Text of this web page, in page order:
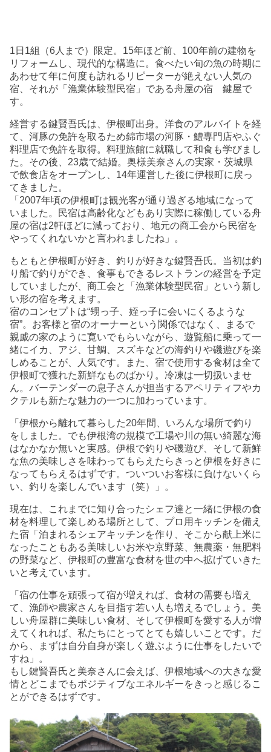
1日1組（6人まで）限定。15年ほど前、100年前の建物を
リフォームし、現代的な構造に。食べたい旬の魚の時期に
あわせて年に何度も訪れるリピーターが絶えない人気の
宿、それが「漁業体験型民宿」である舟屋の宿 鍵屋で
す。
経営する鍵賢吾氏は、伊根町出身。洋食のアルバイトを経
て、河豚の免許を取るため錦市場の河豚・鱧専門店やふぐ
料理店で免許を取得。料理旅館に就職して和食も学びまし
た。その後、23歳で結婚。奥様美奈さんの実家・茨城県
で飲食店をオープンし、14年運営した後に伊根町に戻っ
てきました。
「2007年頃の伊根町は観光客が通り過ぎる地域になって
いました。民宿は高齢化などもあり実際に稼働している舟
屋の宿は2軒ほどに減っており、地元の商工会から民宿を
やってくれないかと言われましたね」。
もともと伊根町が好き、釣りが好きな鍵賢吾氏。当初は釣
り船で釣りができ、食事もできるレストランの経営を予定
していましたが、商工会と「漁業体験型民宿」という新し
い形の宿を考えます。
宿のコンセプトは“甥っ子、姪っ子に会いにくるような
宿”。お客様と宿のオーナーという関係ではなく、まるで
親戚の家のように寛いでもらいながら、遊覧船に乗って一
緒にイカ、アジ、甘鯛、スズキなどの海釣りや磯遊びを楽
しめることが、人気です。また、宿で使用する食材は全て
伊根町で獲れた新鮮なものばかり。冷凍は一切扱いませ
ん。バーテンダーの息子さんが担当するアペリティフやカ
クテルも新たな魅力の一つに加わっています。
「伊根から離れて暮らした20年間、いろんな場所で釣り
をしました。でも伊根湾の規模で工場や川の無い綺麗な海
はなかなか無いと実感。伊根で釣りや磯遊び、そして新鮮
な魚の美味しさを味わってもらえたらきっと伊根を好きに
なってもらえるはずです。ついついお客様に負けないくら
い、釣りを楽しんでいます（笑）」。
現在は、これまでに知り合ったシェフ達と一緒に伊根の食
材を料理して楽しめる場所として、プロ用キッチンを備え
た宿「泊まれるシェアキッチンを作り、そこから献上米に
なったこともある美味しいお米や京野菜、無農薬・無肥料
の野菜など、伊根町の豊富な食材を世の中へ拡げていきた
いと考えています。
「宿の仕事を頑張って宿が増えれば、食材の需要も増え
て、漁師や農家さんを目指す若い人も増えるでしょう。美
しい舟屋群に美味しい食材、そして伊根町を愛する人が増
えてくれれば、私たちにとってとても嬉しいことです。だ
から、まずは自分自身が楽しく遊ぶように仕事をしたいで
すね」。
もし鍵賢吾氏と美奈さんに会えば、伊根地域への大きな愛
情とどこまでもポジティブなエネルギーをきっと感じるこ
とができるはずです。